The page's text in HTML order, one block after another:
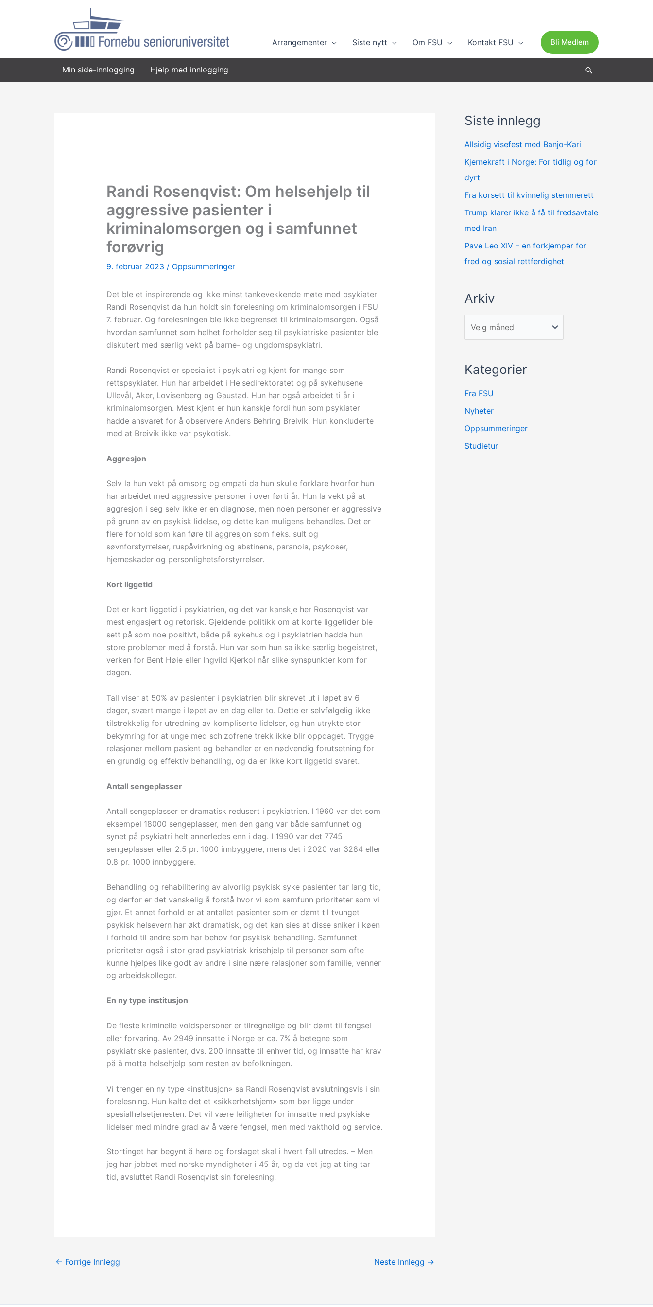
Arrangementer Siste nytt Om FSU Kontakt FSU Bli Medlem
Min side-innlogging Hjelp med innlogging Søk
Randi Rosenqvist: Om helsehjelp til
aggressive pasienter i
kriminalomsorgen og i samfunnet
forøvrig
9. februar 2023 / Oppsummeringer
Det ble et inspirerende og ikke minst tankevekkende møte med psykiater
Randi Rosenqvist da hun holdt sin forelesning om kriminalomsorgen i FSU
7. februar. Og forelesningen ble ikke begrenset til kriminalomsorgen. Også
hvordan samfunnet som helhet forholder seg til psykiatriske pasienter ble
diskutert med særlig vekt på barne- og ungdomspsykiatri.
Randi Rosenqvist er spesialist i psykiatri og kjent for mange som
rettspsykiater. Hun har arbeidet i Helsedirektoratet og på sykehusene
Ullevål, Aker, Lovisenberg og Gaustad. Hun har også arbeidet ti år i
kriminalomsorgen. Mest kjent er hun kanskje fordi hun som psykiater
hadde ansvaret for å observere Anders Behring Breivik. Hun konkluderte
med at Breivik ikke var psykotisk.
Aggresjon
Selv la hun vekt på omsorg og empati da hun skulle forklare hvorfor hun
har arbeidet med aggressive personer i over førti år. Hun la vekt på at
aggresjon i seg selv ikke er en diagnose, men noen personer er aggressive
på grunn av en psykisk lidelse, og dette kan muligens behandles. Det er
flere forhold som kan føre til aggresjon som f.eks. sult og
søvnforstyrrelser, ruspåvirkning og abstinens, paranoia, psykoser,
hjerneskader og personlighetsforstyrrelser.
Kort liggetid
Det er kort liggetid i psykiatrien, og det var kanskje her Rosenqvist var
mest engasjert og retorisk. Gjeldende politikk om at korte liggetider ble
sett på som noe positivt, både på sykehus og i psykiatrien hadde hun
store problemer med å forstå. Hun var som hun sa ikke særlig begeistret,
verken for Bent Høie eller Ingvild Kjerkol når slike synspunkter kom for
dagen.
Tall viser at 50% av pasienter i psykiatrien blir skrevet ut i løpet av 6
dager, svært mange i løpet av en dag eller to. Dette er selvfølgelig ikke
tilstrekkelig for utredning av kompliserte lidelser, og hun utrykte stor
bekymring for at unge med schizofrene trekk ikke blir oppdaget. Trygge
relasjoner mellom pasient og behandler er en nødvendig forutsetning for
en grundig og effektiv behandling, og da er ikke kort liggetid svaret.
Antall sengeplasser
Antall sengeplasser er dramatisk redusert i psykiatrien. I 1960 var det som
eksempel 18000 sengeplasser, men den gang var både samfunnet og
synet på psykiatri helt annerledes enn i dag. I 1990 var det 7745
sengeplasser eller 2.5 pr. 1000 innbyggere, mens det i 2020 var 3284 eller
0.8 pr. 1000 innbyggere.
Behandling og rehabilitering av alvorlig psykisk syke pasienter tar lang tid,
og derfor er det vanskelig å forstå hvor vi som samfunn prioriteter som vi
gjør. Et annet forhold er at antallet pasienter som er dømt til tvunget
psykisk helsevern har økt dramatisk, og det kan sies at disse sniker i køen
i forhold til andre som har behov for psykisk behandling. Samfunnet
prioriteter også i stor grad psykiatrisk krisehjelp til personer som ofte
kunne hjelpes like godt av andre i sine nære relasjoner som familie, venner
og arbeidskolleger.
En ny type institusjon
De fleste kriminelle voldspersoner er tilregnelige og blir dømt til fengsel
eller forvaring. Av 2949 innsatte i Norge er ca. 7% å betegne som
psykiatriske pasienter, dvs. 200 innsatte til enhver tid, og innsatte har krav
på å motta helsehjelp som resten av befolkningen.
Vi trenger en ny type «institusjon» sa Randi Rosenqvist avslutningsvis i sin
forelesning. Hun kalte det et «sikkerhetshjem» som bør ligge under
spesialhelsetjenesten. Det vil være leiligheter for innsatte med psykiske
lidelser med mindre grad av å være fengsel, men med vakthold og service.
Stortinget har begynt å høre og forslaget skal i hvert fall utredes. – Men
jeg har jobbet med norske myndigheter i 45 år, og da vet jeg at ting tar
tid, avsluttet Randi Rosenqvist sin forelesning.
← Forrige Innlegg Neste Innlegg →
Siste innlegg
Allsidig visefest med Banjo-Kari
Kjernekraft i Norge: For tidlig og for
dyrt
Fra korsett til kvinnelig stemmerett
Trump klarer ikke å få til fredsavtale
med Iran
Pave Leo XIV – en forkjemper for
fred og sosial rettferdighet
Arkiv
A
i
v
Kategorier
Fra FSU
Nyheter
Oppsummeringer
Studietur